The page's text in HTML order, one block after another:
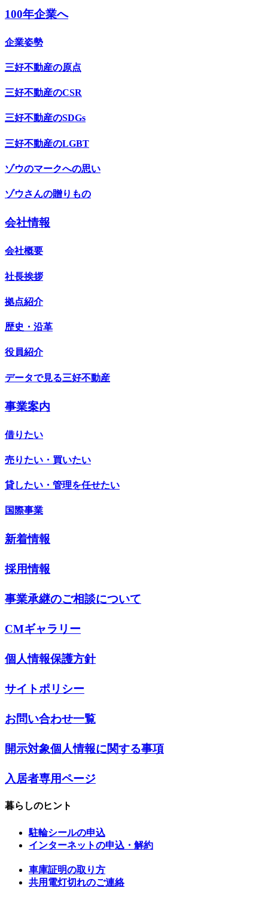
100年企業へ
企業姿勢
三好不動産の原点
三好不動産のCSR
三好不動産のSDGs
三好不動産のLGBT
ゾウのマークへの思い
ゾウさんの贈りもの
会社情報
会社概要
社長挨拶
拠点紹介
歴史・沿革
役員紹介
データで見る三好不動産
事業案内
借りたい
売りたい・買いたい
貸したい・管理を任せたい
国際事業
新着情報
採用情報
事業承継のご相談について
CMギャラリー
個人情報保護方針
サイトポリシー
お問い合わせ一覧
開示対象個人情報に関する事項
入居者専用ページ
暮らしのヒント
駐輪シールの申込
インターネットの申込・解約
車庫証明の取り方
共用電灯切れのご連絡